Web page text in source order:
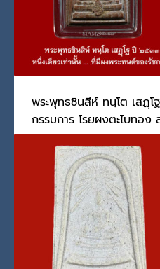
PUBLISHED IN พระเกจิอาจารย์
TAGGED UNDER: รัชกาลที่ 9 หลวง
พระพุทธชินสีห์ ทนฺโต เส
กรรมการ โรยผงตะไบทอ
วันจันทร์, 18 กรกฎาคม 2022 BY
หนึ่งเดียวเท่านั้น … ที่มีผงพระทน
PUBLISHED IN SIAM COLLECTION
พระพุทธชินสีห์
พระพุทธรูปศักดิ์สิทธิ์ พระ
ปรมาภิไธย ภปร.,รัชกาลที่ 9 , โชว์พระกร
สะสม-รัชกาลที่ 9
TAGGED UNDER: ทนฺโต เสฏโฐ